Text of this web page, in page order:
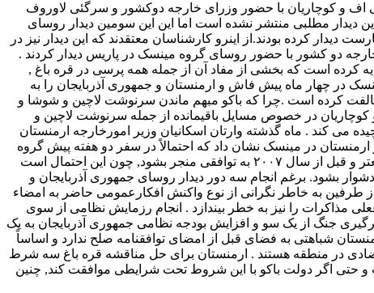
اف و کوچاریان با حضور وزرای خارجه دوکشور و سرگئی لاوروف
دیدار مطلبی منتشر نشده است اما این این سومین دیدار روسای
کرده بودند.از اینرو کارشناسان معتقدند که این دیدار نیز در
دو کشور با حضور روسای گروه مینسک در پاریس دیدار کردند .
طرح چهارم خود ارایه کرده است که بخشی از مفاد آن از جمله همه پرسی در قره باغ ,
در چهار ماه پیش فاش و ارمنستان و جمهوری آذربایجان را به
کرده است .چرا که باکو مبهم ماندن سرنوشت لاچین و شوشا و
کوچاریان در خصوص مسایل باقیمانده از جمله سرنوشت لاچین و
می کند . ماه گذشته وارتان اسکانیان وزیر امورخارجه ارمنستان
ارمنستان در مینسک نشان داد که احتمالاً در سفر دو هفته پیش گروه
مینسک به منطقه توافق کلی میان دو طرف صورت گرفته است . روسای گروه مینسک تلاش دارند که مذاکرات صلح قره باغ هر چه سریعتر و قبل از سال ۲۰۰۷ به توافقی منجر بشود, چون این احتمال است
توافق دشوار بشود. برغم انجام سه دور دیدار روسای جمهوری آذربایجان و
طرفین به خاطر نگرانی از نوع واکنش افکارعمومی حاضر به امضاء
مذاکرات را نیز به خطر بیندازد . انجام رزمایش نظامی از سوی
جنگ از یک سو و افزایش بودجه نظامی جمهوری آذربایجان به یک
شباهتی به فضای قبل از امضای توافقنامه صلح ندارد و اساساً
در منطقه هستند . ارمنستان برای حل مناقشه قره باغ سه شرط
و حتی اگر دولت باکو با این شروط تحت شرایطی موافقت کند, چنین